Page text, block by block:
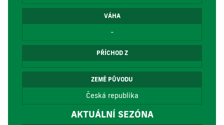
VÁHA
-
PŘÍCHOD Z
ZEMĚ PŮVODU
Česká republika
AKTUÁLNÍ SEZÓNA